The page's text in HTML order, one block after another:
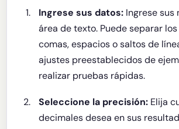
Ingrese sus datos: Ingrese sus
área de texto. Puede separar
comas, espacios o saltos de
ajustes preestablecidos de
realizar pruebas rápidas.
Seleccione la precisión: Elija
decimales desea en sus